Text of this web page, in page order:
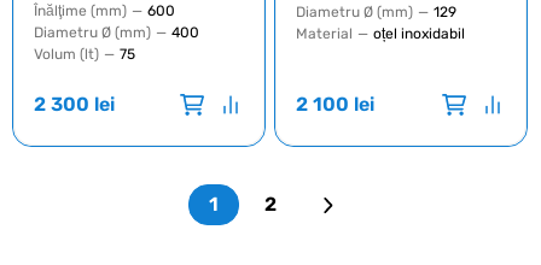
Înălţime (mm) — 600
Diametru Ø (mm) — 400
Volum (lt) — 75
2 300 lei
Diametru Ø (mm) — 129
Material — oțel inoxidabil
2 100 lei
1 2